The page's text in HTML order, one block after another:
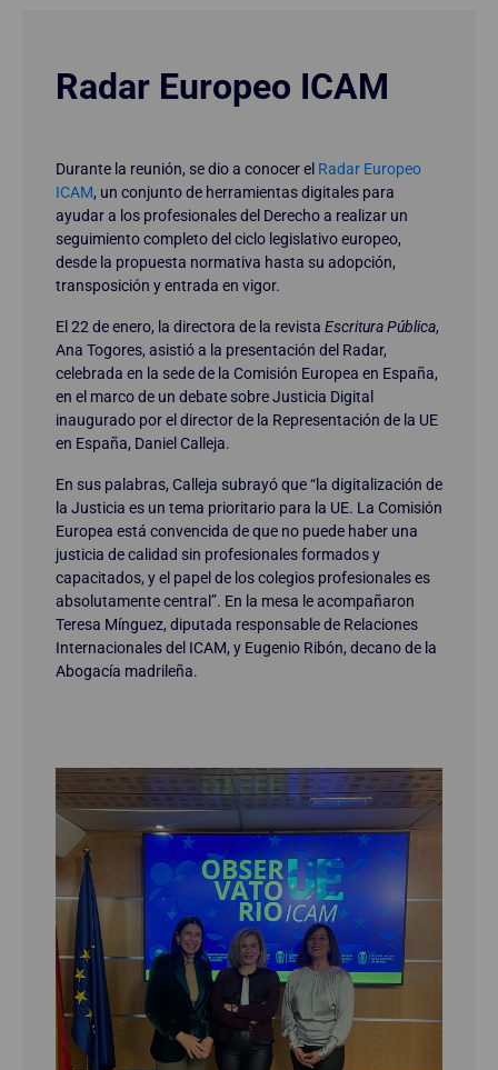
Radar Europeo ICAM
Durante la reunión, se dio a conocer el Radar Europeo
ICAM, un conjunto de herramientas digitales para
ayudar a los profesionales del Derecho a realizar un
seguimiento completo del ciclo legislativo europeo,
desde la propuesta normativa hasta su adopción,
transposición y entrada en vigor.
El 22 de enero, la directora de la revista Escritura Pública,
Ana Togores, asistió a la presentación del Radar,
celebrada en la sede de la Comisión Europea en España,
en el marco de un debate sobre Justicia Digital
inaugurado por el director de la Representación de la UE
en España, Daniel Calleja.
En sus palabras, Calleja subrayó que “la digitalización de
la Justicia es un tema prioritario para la UE. La Comisión
Europea está convencida de que no puede haber una
justicia de calidad sin profesionales formados y
capacitados, y el papel de los colegios profesionales es
absolutamente central”. En la mesa le acompañaron
Teresa Mínguez, diputada responsable de Relaciones
Internacionales del ICAM, y Eugenio Ribón, decano de la
Abogacía madrileña.